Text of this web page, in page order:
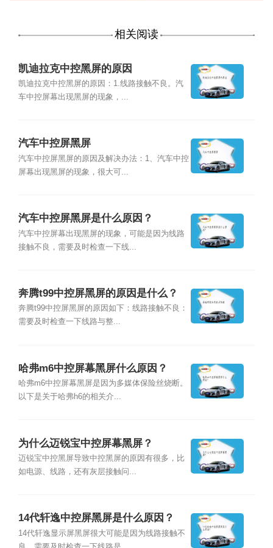
相关阅读
凯迪拉克中控黑屏的原因
凯迪拉克中控黑屏的原因：1.线路接触不良。汽
车中控屏幕出现黑屏的现象，...
汽车中控屏黑屏
汽车中控屏黑屏的原因及解决办法：1、汽车中控
屏幕出现黑屏的现象，很大可...
汽车中控屏黑屏是什么原因？
汽车中控屏幕出现黑屏的现象，可能是因为线路
接触不良，需要及时检查一下线...
奔腾t99中控屏黑屏的原因是什么？
奔腾t99中控屏黑屏的原因如下：线路接触不良：
需要及时检查一下线路与整...
哈弗m6中控屏幕黑屏什么原因？
哈弗m6中控屏幕黑屏是因为多媒体保险丝烧断。
以下是关于哈弗h6的相关介...
为什么迈锐宝中控屏幕黑屏？
迈锐宝中控黑屏导致中控黑屏的原因有很多，比
如电源、线路，还有灰层接触问...
14代轩逸中控屏黑屏是什么原因？
14代轩逸显示屏黑屏很大可能是因为线路接触不